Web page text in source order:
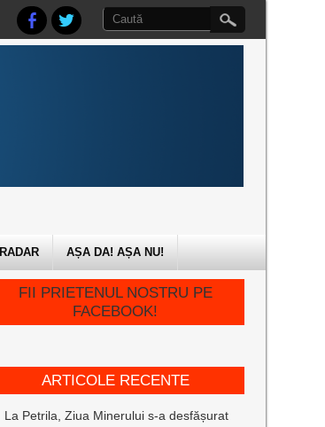
RADAR AȘA DA! AȘA NU!
FII PRIETENUL NOSTRU PE
FACEBOOK!
ARTICOLE RECENTE
La Petrila, Ziua Minerului s-a desfășurat